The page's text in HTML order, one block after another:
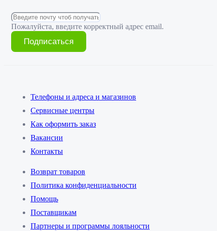
Пожалуйста, введите корректный адрес email.
Подписаться
Телефоны и адреса и магазинов
Сервисные центры
Как оформить заказ
Вакансии
Контакты
Возврат товаров
Политика конфиденциальности
Помощь
Поставщикам
Партнеры и программы лояльности